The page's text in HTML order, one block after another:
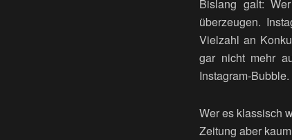
Bislang galt:
überzeugen.
Vielzahl an
gar nicht mehr
Instagram-Bubble.
Wer es klassisch
Zeitung aber